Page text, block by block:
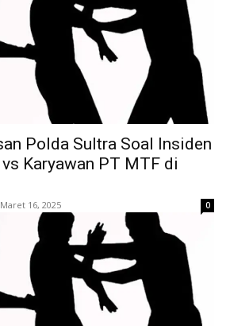
Polda Sultra Soal Insiden
Karyawan PT MTF di
Maret 16, 2025 0